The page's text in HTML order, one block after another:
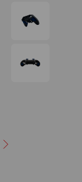
posição1
Ir
Ir